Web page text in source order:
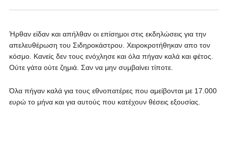
Ήρθαν είδαν και απήλθαν οι επίσημοι στις εκδηλώσεις για την
απελευθέρωση του Σιδηροκάστρου. Χειροκροτήθηκαν απο τον
κόσμο. Κανείς δεν τους ενόχλησε και όλα πήγαν καλά και φέτος.
Ούτε γάτα ούτε ζημιά. Σαν να μην συμβαίνει τίποτε.
Όλα πήγαν καλά για τους εθνοπατέρες που αμείβονται με 17.000
ευρώ το μήνα και για αυτούς που κατέχουν θέσεις εξουσίας.